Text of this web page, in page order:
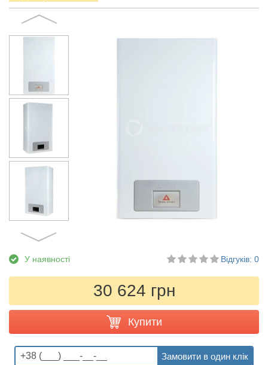
У наявності Відгуків: 0
30 624 грн
Купити